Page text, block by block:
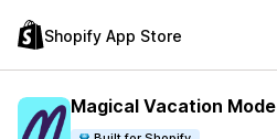
Shopify App Store
Magical Vacation Mode